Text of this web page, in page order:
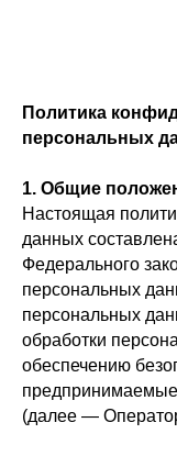
Политика
персональных
1. Общие
Настоящая
данных
Федерального
персональных
персональных
обработки
обеспечению
(далее —